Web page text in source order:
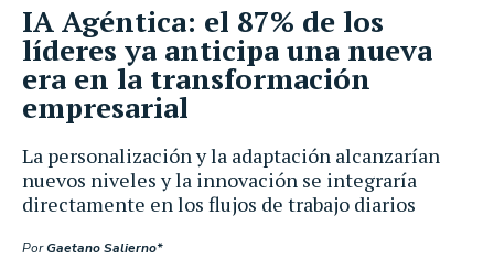
La personalización y la adaptación alcanzarían
nuevos niveles y la innovación se integraría
directamente en los flujos de trabajo diarios
PorGaetano Salierno*
IA Agéntica: el 87% de los
líderes ya anticipa una nueva
era en la transformación
empresarial